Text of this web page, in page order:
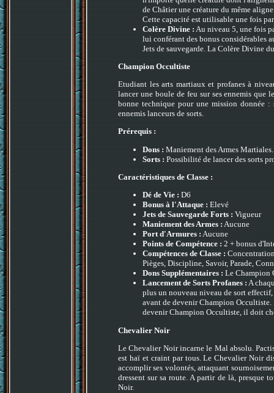
de Châtier une créature du même
Cette capacité est utilisable une fois
Colère Divine : Au niveau 5, une fois
lui conférant des bonus considérables
Jets de sauvegarde. La Colère Divine
Champion Occultiste
Etudiant les arts martiaux et profanes à
lancer une boule de feu sur ses ennemis que
bonne technique pour une mission donnée :
ennemis lanceurs de sorts.
Prérequis :
Dons : Maniement des Armes Martiales.
Sorts : Possibilité de lancer des sorts
Caractéristiques de Classe :
Dé de Vie : D6
Bonus à l'Attaque : Elevé
Jets de Sauvegarde Forts : Vigueur
Maniement des Armes :Aucune
Port d'Armures :Aucune
Points de Compétence : 2 + bonus
Compétences de Classe :
Pièges, Discipline, Savoir, Parade,
Dons Supplémentaires : Le Champion
Lancement de Sorts Profanes :A
plus un nouveau niveau de sort
avant de devenir Champion Occultiste.
devenir Champion Occultiste, il doit
Chevalier Noir
Le Chevalier Noir incarne le Mal absolu.
est haï et craint par tous. Le Chevalier Noir
accomplir ses volontés, attaquant
dressent sur sa route. A partir de là, presque
Noir.